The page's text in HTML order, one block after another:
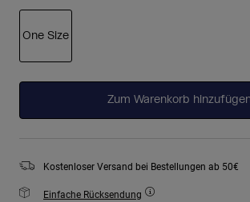
One Size
Zum Warenkorb
Kostenloser Versand bei Bestellungen ab 50€
Einfache Rücksendung